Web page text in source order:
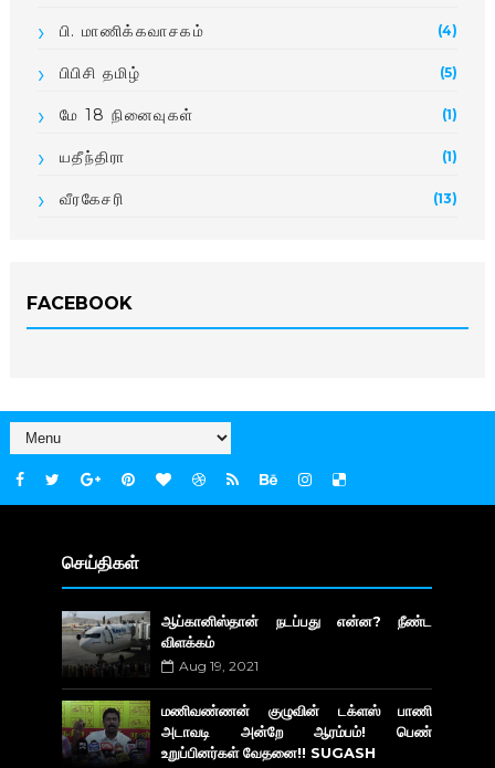
பி. மாணிக்­க­வா­சகம் (4)
பிபிசி தமிழ் (5)
மே 18 நினைவுகள் (1)
யதீந்திரா (1)
வீரகேசரி (13)
FACEBOOK
செய்திகள்
ஆப்கானிஸ்தான் நடப்பது என்ன? நீண்ட
விளக்கம்
Aug 19, 2021
மணிவண்ணன் குழுவின் டக்ளஸ் பாணி
அடாவடி அன்றே ஆரம்பம்! பெண்
உறுப்பினர்கள் வேதனை!! SUGASH